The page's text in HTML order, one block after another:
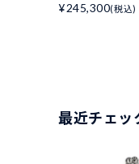
¥245,300(税込)
最近チェッ